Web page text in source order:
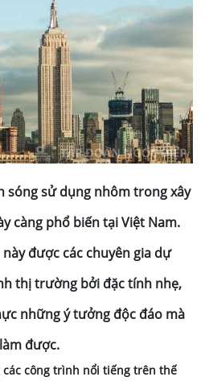
sóng sử dụng nhôm trong xây
càng phổ biến tại Việt Nam.
được các chuyên gia dự
thị trường bởi đặc tính nhẹ,
những ý tưởng độc đáo mà
được.
công trình nổi tiếng trên thế